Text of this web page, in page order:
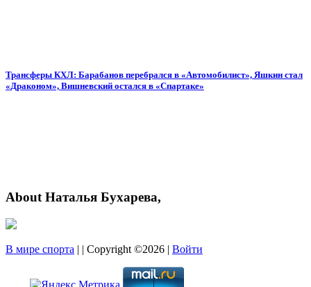
Трансферы КХЛ: Барабанов перебрался в «Автомобилист», Яшкин стал
«Драконом», Вишневский остался в «Спартаке»
About Наталья Бухарева,
В мире спорта | | Copyright ©2026 | Войти